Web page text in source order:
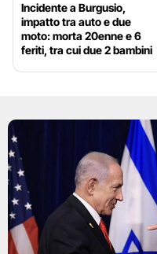
Incidente a Burgusio,
impatto tra auto e due
moto: morta 20enne e 6
feriti, tra cui due 2 bambini